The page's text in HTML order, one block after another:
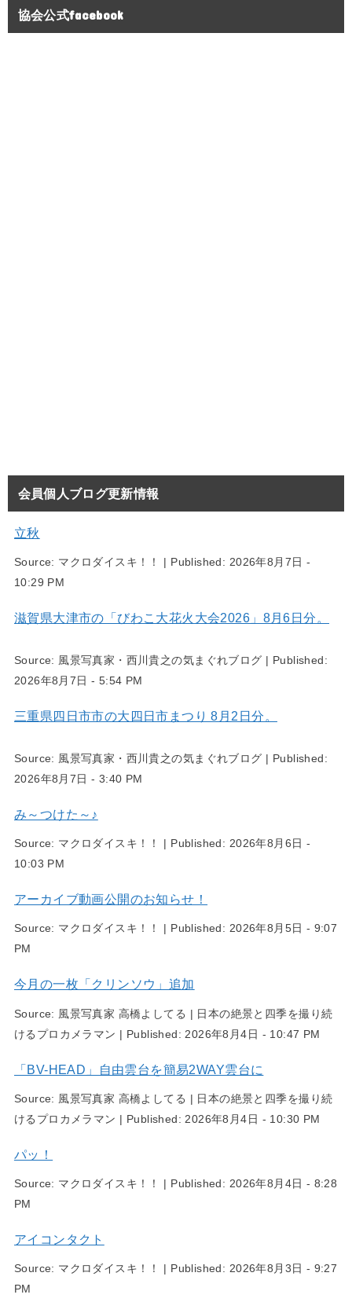
協会公式facebook
会員個人ブログ更新情報
立秋
Source: マクロダイスキ！！ | Published: 2026年8月7日 -
10:29 PM
滋賀県大津市の「びわこ大花火大会2026」8月6日分。
Source: 風景写真家・西川貴之の気まぐれブログ | Published:
2026年8月7日 - 5:54 PM
三重県四日市市の大四日市まつり 8月2日分。
Source: 風景写真家・西川貴之の気まぐれブログ | Published:
2026年8月7日 - 3:40 PM
み～つけた～♪
Source: マクロダイスキ！！ | Published: 2026年8月6日 -
10:03 PM
アーカイブ動画公開のお知らせ！
Source: マクロダイスキ！！ | Published: 2026年8月5日 - 9:07
PM
今月の一枚「クリンソウ」追加
Source: 風景写真家 高橋よしてる | 日本の絶景と四季を撮り続
けるプロカメラマン | Published: 2026年8月4日 - 10:47 PM
「BV-HEAD」自由雲台を簡易2WAY雲台に
Source: 風景写真家 高橋よしてる | 日本の絶景と四季を撮り続
けるプロカメラマン | Published: 2026年8月4日 - 10:30 PM
パッ！
Source: マクロダイスキ！！ | Published: 2026年8月4日 - 8:28
PM
アイコンタクト
Source: マクロダイスキ！！ | Published: 2026年8月3日 - 9:27
PM